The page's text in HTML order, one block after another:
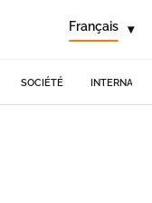
Français ▾
SOCIÉTÉ